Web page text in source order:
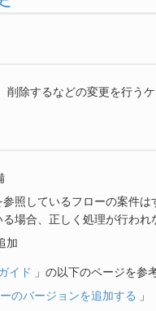
削除するなどの変更を行う
照しているフローの案件
場合、正しく処理が行わ
加
イド 」の以下のページを参
のバージョンを追加する
」